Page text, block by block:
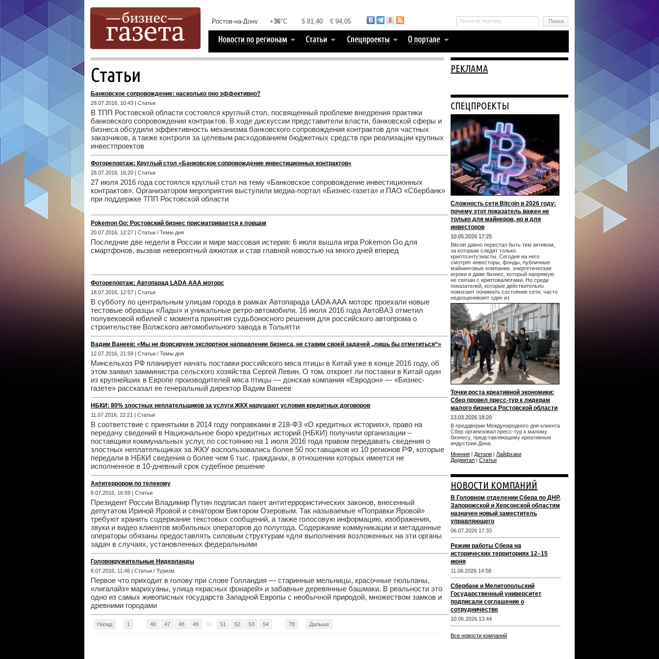
Статьи
Банковское сопровождение: насколько оно эффективно?
29.07.2016, 10:43 | Статьи
В ТПП Ростовской области состоялся круглый стол, посвященный проблеме внедрения практики
банковского сопровождения контрактов. В ходе дискуссии представители власти, банковской сферы и
бизнеса обсудили эффективность механизма банковского сопровождения контрактов для частных
заказчиков, а также контроля за целевым расходованием бюджетных средств при реализации крупных
инвестпроектов
Фоторепортаж: Круглый стол «Банковское сопровождение инвестиционных контрактов»
28.07.2016, 16:20 | Статьи
27 июля 2016 года состоялся круглый стол на тему «Банковское сопровождение инвестиционных
контрактов». Организатором мероприятия выступили медиа-портал «Бизнес-газета» и ПАО «Сбербанк»
при поддержке ТПП Ростовской области
Pokemon Go: Ростовский бизнес присматривается к ловцам
20.07.2016, 12:27 | Статьи / Темы дня
Последние две недели в России и мире массовая истерия: 6 июля вышла игра Pokemon Go для
смартфонов, вызвав невероятный ажиотаж и став главной новостью на много дней вперед
Фоторепортаж: Автопарад LADA ААА моторс
18.07.2016, 12:57 | Статьи
В субботу по центральным улицам города в рамках Автопарада LADA ААА моторс проехали новые
тестовые образцы «Лады» и уникальные ретро-автомобили. 16 июля 2016 года АвтоВАЗ отметил
полувековой юбилей с момента принятия судьбоносного решения для российского автопрома о
строительстве Волжского автомобильного завода в Тольятти
Вадим Ванеев: «Мы не форсируем экспортное направление бизнеса, не ставим своей задачей „лишь бы отметиться“»
12.07.2016, 21:59 | Статьи / Темы дня
Минсельхоз РФ планирует начать поставки российского мяса птицы в Китай уже в конце 2016 году, об
этом заявил замминистра сельского хозяйства Сергей Левин. О том, откроет ли поставки в Китай один
из крупнейших в Европе производителей мяса птицы — донская компания «Евродон» — «Бизнес-
газете» рассказал ее генеральный директор Вадим Ванеев
НБКИ: 80% злостных неплательщиков за услуги ЖКХ нарушают условия кредитных договоров
11.07.2016, 22:21 | Статьи
В соответствие с принятыми в 2014 году поправками в 218-ФЗ «О кредитных историях», право на
передачу сведений в Национальное бюро кредитных историй (НБКИ) получили организации –
поставщики коммунальных услуг, по состоянию на 1 июля 2016 года правом передавать сведения о
злостных неплательщиках за ЖКУ воспользовались более 50 поставщиков из 10 регионов РФ, которые
передали в НБКИ сведения о более чем 6 тыс. гражданах, в отношении которых имеется не
исполненное в 10-дневный срок судебное решение
Антитеррором по телекому
8.07.2016, 16:59 | Статьи
Президент России Владимир Путин подписал пакет антитеррористических законов, внесенный
депутатом Ириной Яровой и сенатором Виктором Озеровым. Так называемые «Поправки Яровой»
требуют хранить содержание текстовых сообщений, а также голосовую информацию, изображения,
звуки и видео клиентов мобильных операторов до полугода. Содержание коммуникации и метаданные
операторы обязаны предоставлять силовым структурам «для выполнения возложенных на эти органы
задач в случаях, установленных федеральными
Головокружительные Нидерланды
8.07.2016, 11:46 | Статьи / Туризм
Первое что приходит в голову при слове Голландия — старинные мельницы, красочные тюльпаны,
«лигалайз» марихуаны, улица «красных фонарей» и забавные деревянные башмаки. В реальности это
одно из самых живописных государств Западной Европы с необычной природой, множеством замков и
древними городами
Назад 1 46 47 48 49 50 51 52 53 54 78 Дальше
РЕКЛАМА
СПЕЦПРОЕКТЫ
Сложность сети Bitcoin в 2026 году:
почему этот показатель важен не
только для майнеров, но и для
инвесторов
10.05.2026 17:25
Bitcoin давно перестал быть тем активом,
за которым следят только
криптоэнтузиасты. Сегодня на него
смотрят инвесторы, фонды, публичные
майнинговые компании, энергетические
игроки и даже бизнес, который напрямую
не связан с криптовалютами. Но среди
показателей, которые действительно
помогают понимать состояние сети, часто
недооценивают один из
Точки роста креативной экономики:
Сбер провел пресс-тур к лидерам
малого бизнеса Ростовской области
13.03.2026 18:20
В преддверии Международного дня клиента
Сбер организовал пресс-тур к малому
бизнесу, представляющему креативные
индустрии Дона.
Мнения | Детали | Лайфхаки
Диджитал | Статьи
НОВОСТИ КОМПАНИЙ
В Головном отделении Сбера по ДНР,
Запорожской и Херсонской областям
назначен новый заместитель
управляющего
06.07.2026 17:33
Режим работы Сбера на
исторических территориях 12–15
июня
11.06.2026 14:58
Сбербанк и Мелитопольский
Государственный университет
подписали соглашение о
сотрудничестве
10.06.2026 13:44
Все новости компаний